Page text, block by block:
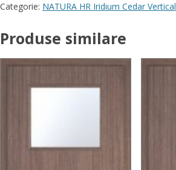
Categorie: NATURA HR Iridium Cedar Vertical
Produse similare